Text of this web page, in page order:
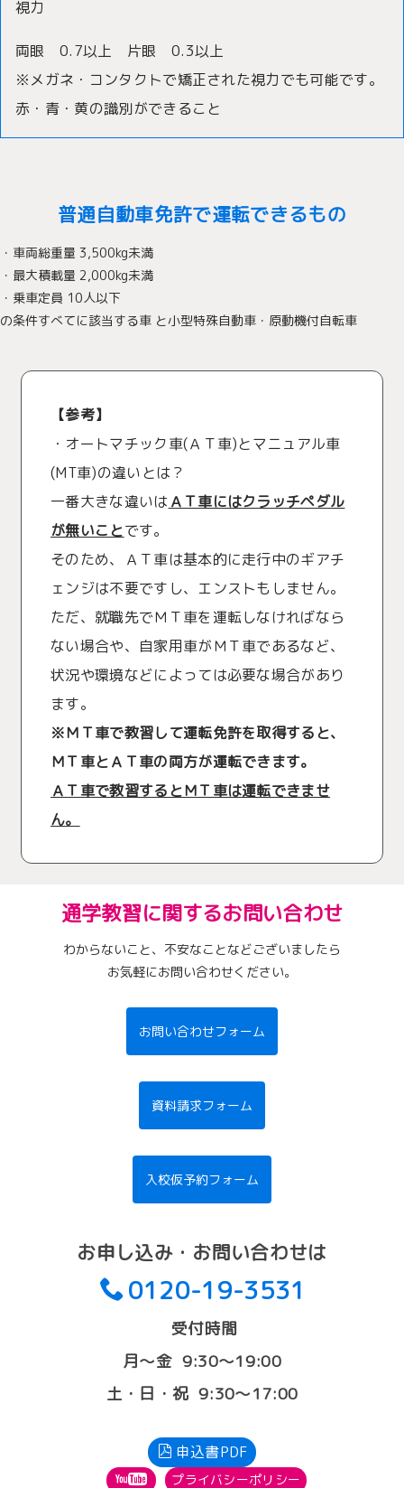
視力
両眼 0.7以上 片眼 0.3以上
※メガネ・コンタクトで矯正された視力でも可能です。
赤・青・黄の識別ができること
普通自動車免許で運転できるもの
・車両総重量 3,500kg未満
・最大積載量 2,000kg未満
・乗車定員 10人以下
の条件すべてに該当する車 と小型特殊自動車・原動機付自転車
【参考】
・オートマチック車(ＡＴ車)とマニュアル車
(MT車)の違いとは？
一番大きな違いはＡＴ車にはクラッチペダル
が無いことです。
そのため、ＡＴ車は基本的に走行中のギアチ
ェンジは不要ですし、エンストもしません。
ただ、就職先でＭＴ車を運転しなければなら
ない場合や、自家用車がＭＴ車であるなど、
状況や環境などによっては必要な場合があり
ます。
※ＭＴ車で教習して運転免許を取得すると、
ＭＴ車とＡＴ車の両方が運転できます。
ＡＴ車で教習するとＭＴ車は運転できませ
ん。
通学教習に関するお問い合わせ
わからないこと、不安なことなどございましたら
お気軽にお問い合わせください。
お問い合わせフォーム
資料請求フォーム
入校仮予約フォーム
お申し込み・お問い合わせは
0120-19-3531
受付時間
月〜金 9:30〜19:00
土・日・祝 9:30〜17:00
申込書PDF
プライバシーポリシー